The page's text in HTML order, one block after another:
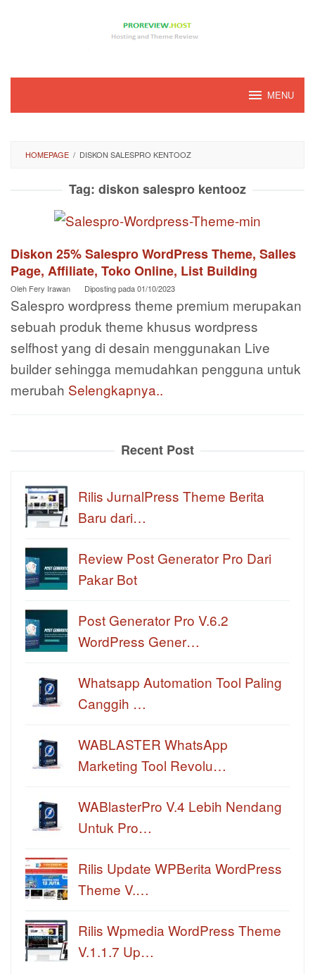
MENU
HOMEPAGE / DISKON SALESPRO KENTOOZ
Tag: diskon salespro kentooz
Diskon 25% Salespro WordPress Theme, Salles
Page, Affiliate, Toko Online, List Building
Oleh Fery Irawan Diposting pada01/10/2023
Salespro wordpress theme premium merupakan
sebuah produk theme khusus wordpress
selfhost yang di desain menggunakan Live
builder sehingga memudahkan pengguna untuk
merubah Selengkapnya..
Recent Post
Rilis JurnalPress Theme Berita
Baru dari…
Review Post Generator Pro Dari
Pakar Bot
Post Generator Pro V.6.2
WordPress Gener…
Whatsapp Automation Tool Paling
Canggih …
WABLASTER WhatsApp
Marketing Tool Revolu…
WABlasterPro V.4 Lebih Nendang
Untuk Pro…
Rilis Update WPBerita WordPress
Theme V.…
Rilis Wpmedia WordPress Theme
V.1.1.7 Up…